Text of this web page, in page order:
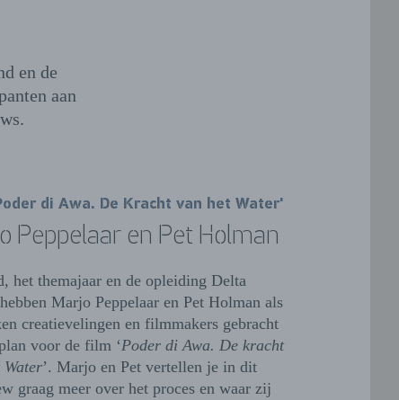
en de
aan
di Awa. De Kracht van het Water'
Peppelaar en Pet Holman
het themajaar en de opleiding Delta
hebben Marjo Peppelaar en Pet Holman als
creatievelingen en filmmakers gebracht
voor de film ‘Poder di Awa. De kracht
Water’. Marjo en Pet vertellen je in dit
graag meer over het proces en waar zij